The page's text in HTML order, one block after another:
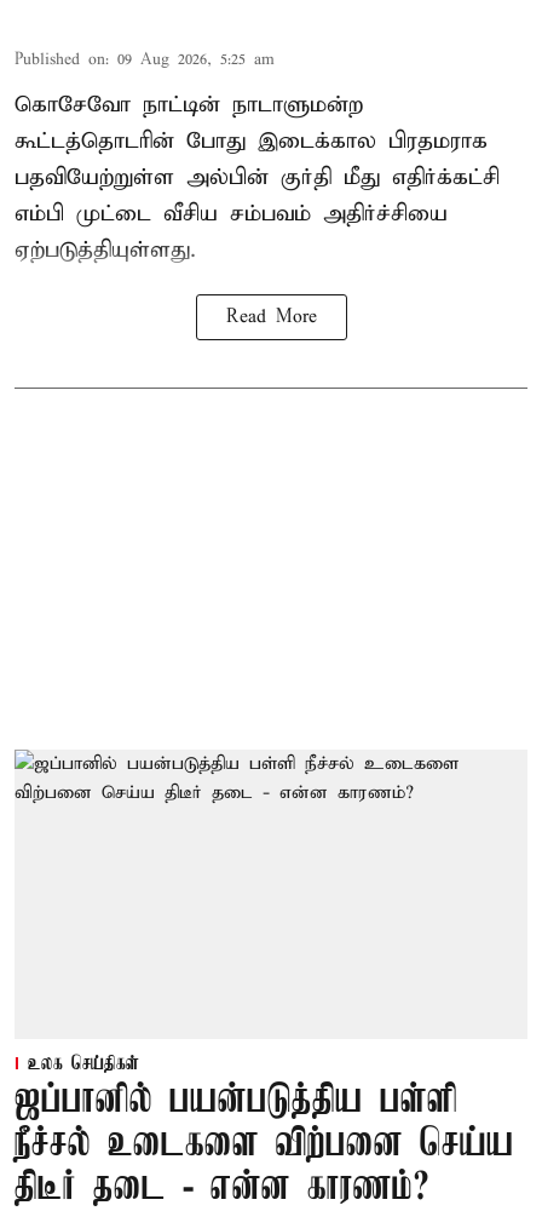
Published on: 09 Aug 2026, 5:25 am
கொசேவோ நாட்டின் நாடாளுமன்ற
கூட்டத்தொடரின் போது இடைக்கால பிரதமராக
பதவியேற்றுள்ள அல்பின் குர்தி மீது எதிர்க்கட்சி
எம்பி முட்டை வீசிய சம்பவம் அதிர்ச்சியை
ஏற்படுத்தியுள்ளது.
Read More
உலக செய்திகள்
ஜப்பானில் பயன்படுத்திய பள்ளி
நீச்சல் உடைகளை விற்பனை செய்ய
திடீர் தடை - என்ன காரணம்?